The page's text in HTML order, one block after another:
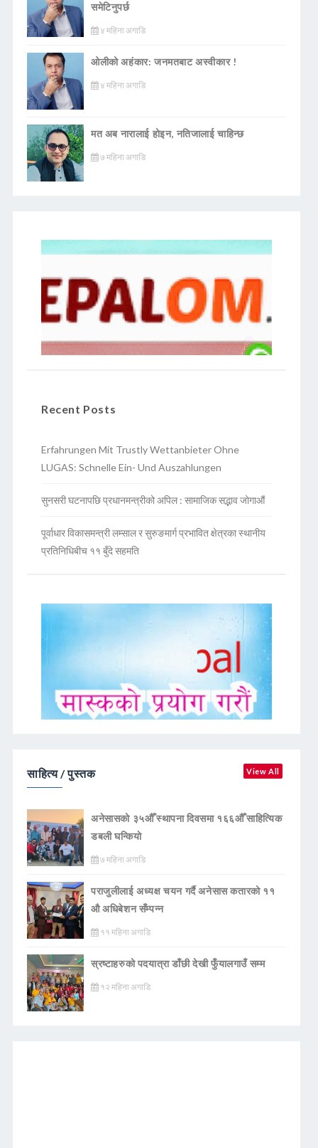
समेटिनुपर्छ
४ महिना अगाडि
ओलीको अहंकार: जनमतबाट अस्वीकार !
४ महिना अगाडि
मत अब नारालाई होइन, नतिजालाई चाहिन्छ
७ महिना अगाडि
Recent Posts
Erfahrungen Mit Trustly Wettanbieter Ohne
LUGAS: Schnelle Ein- Und Auszahlungen
सुनसरी घटनापछि प्रधानमन्त्रीको अपिल : सामाजिक सद्भाव जोगाऔं
पूर्वाधार विकासमन्त्री लम्साल र सुरुङमार्ग प्रभावित क्षेत्रका स्थानीय
प्रतिनिधिबीच ११ बुँदे सहमति
साहित्य / पुस्तक View All
अनेसासको ३५औँ स्थापना दिवसमा १६६औँ साहित्यिक
डबली घन्कियाे
७ महिना अगाडि
पराजुलीलाई अध्यक्ष चयन गर्दै अनेसास कतारको ११
औ अधिबेशन सँम्पन्न
११ महिना अगाडि
स्रष्टाहरुको पदयात्रा डाँछी देखी फुँयालगाउँ सम्म
१२ महिना अगाडि